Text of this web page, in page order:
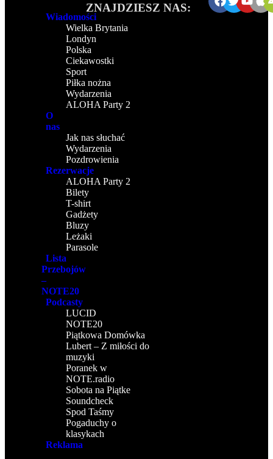
Wiadomości
Wielka Brytania
Londyn
Polska
Ciekawostki
Sport
Piłka nożna
Wydarzenia
ALOHA Party 2
O
nas
Jak nas słuchać
Wydarzenia
Pozdrowienia
Rezerwacje
ALOHA Party 2
Bilety
T-shirt
Gadżety
Bluzy
Leżaki
Parasole
Lista
Przebojów
–
NOTE20
Podcasty
LUCID
NOTE20
Piątkowa Domówka
Lubert – Z miłości do
muzyki
Poranek w
NOTE.radio
Sobota na Piątke
Soundcheck
Spod Taśmy
Pogaduchy o
klasykach
Reklama
ZNAJDZIESZ NAS: